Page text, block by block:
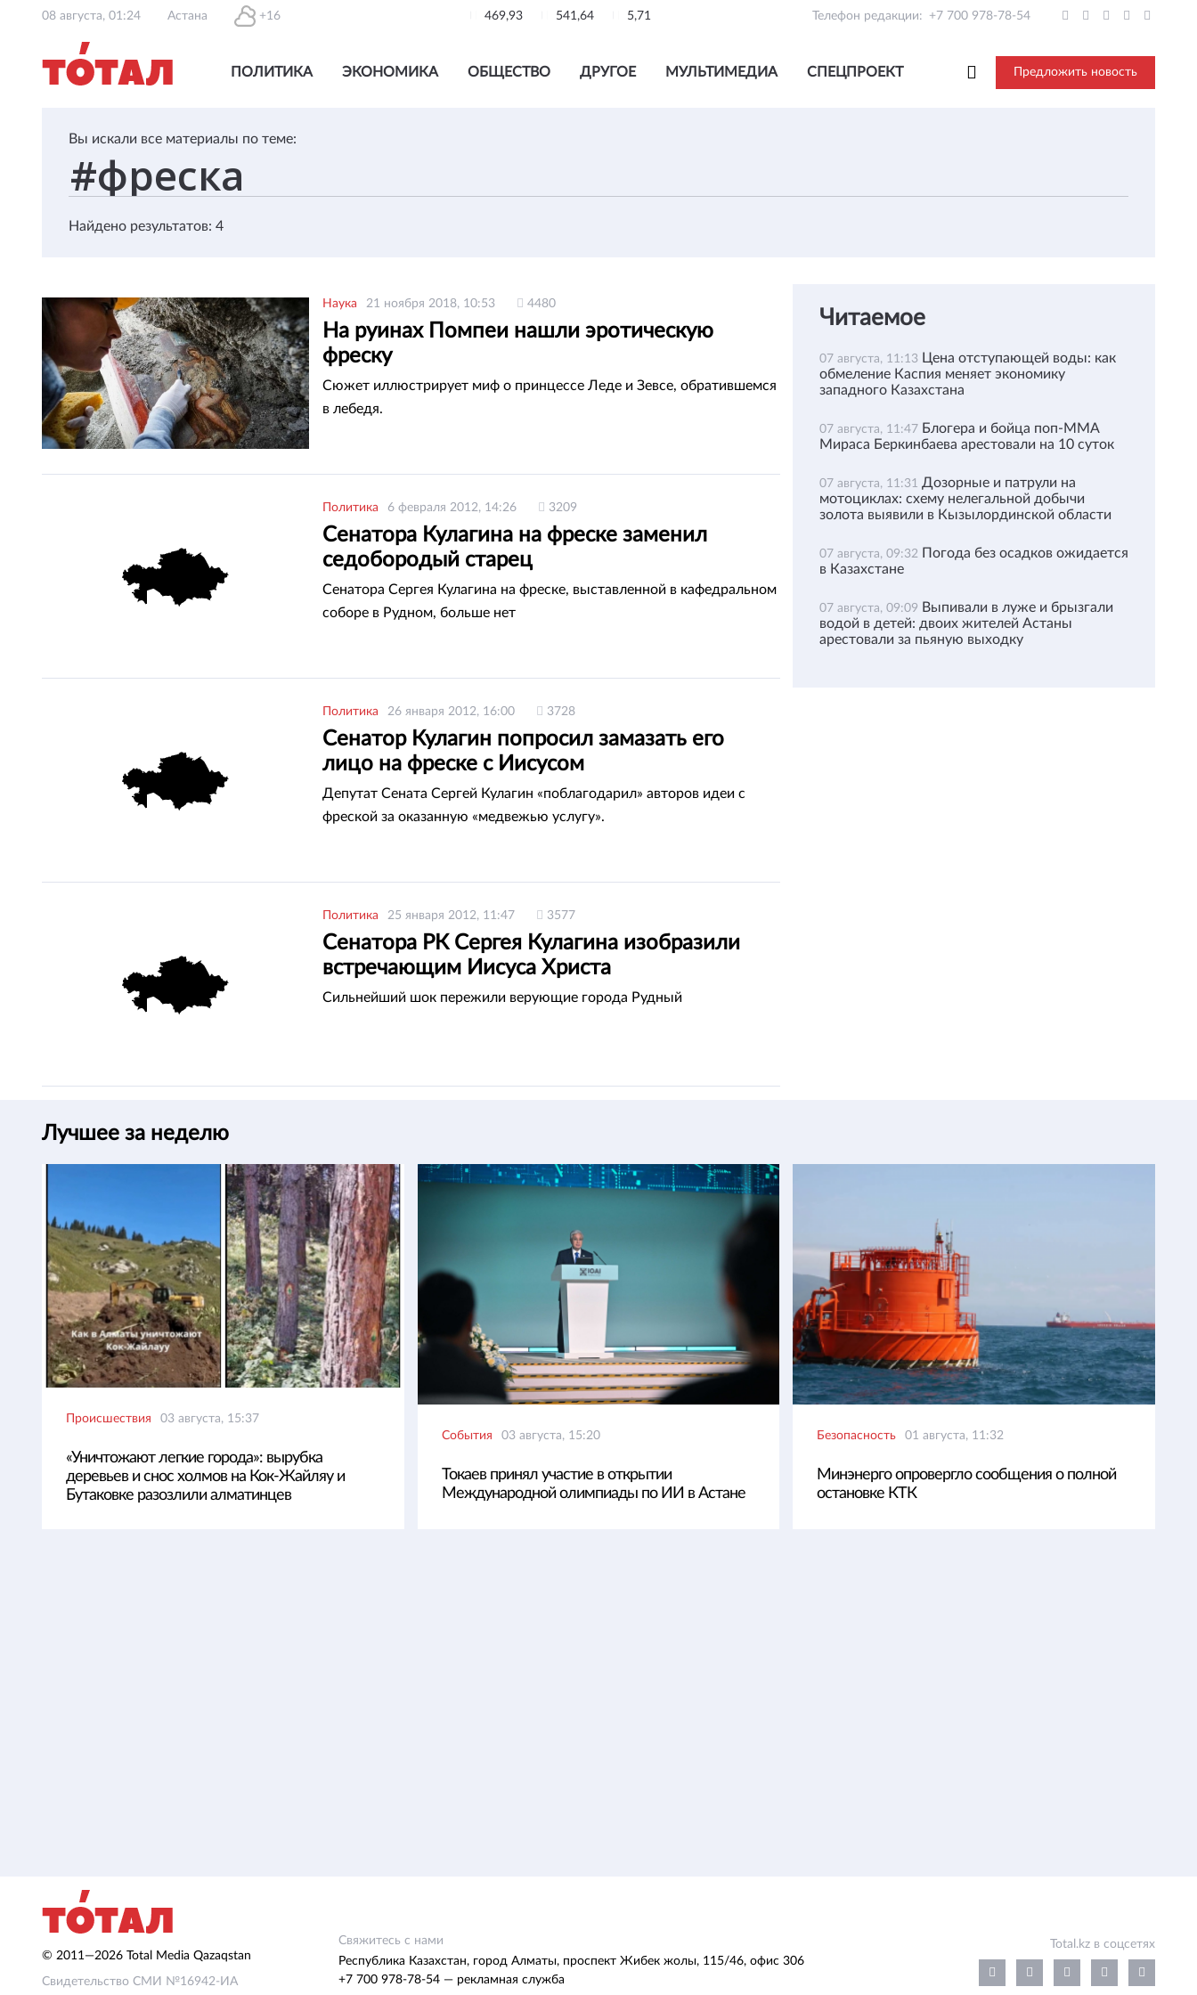
08 августа, 01:24 Астана +16 469,93 541,64 5,71 Телефон редакции: +7 700 978-78-54
ПОЛИТИКА ЭКОНОМИКА ОБЩЕСТВО ДРУГОЕ МУЛЬТИМЕДИА СПЕЦПРОЕКТ Предложить новость
Вы искали все материалы по теме:
Найдено результатов: 4
Наука 21 ноября 2018, 10:53 4480
На руинах Помпеи нашли эротическую
фреску
Сюжет иллюстрирует миф о принцессе Леде и Зевсе, обратившемся
в лебедя.
Политика 6 февраля 2012, 14:26 3209
Сенатора Кулагина на фреске заменил
седобородый старец
Сенатора Сергея Кулагина на фреске, выставленной в кафедральном
соборе в Рудном, больше нет
Политика 26 января 2012, 16:00 3728
Сенатор Кулагин попросил замазать его
лицо на фреске с Иисусом
Депутат Сената Сергей Кулагин «поблагодарил» авторов идеи с
фреской за оказанную «медвежью услугу».
Политика 25 января 2012, 11:47 3577
Сенатора РК Сергея Кулагина изобразили
встречающим Иисуса Христа
Сильнейший шок пережили верующие города Рудный
Читаемое
07 августа, 11:13 Цена отступающей воды: как
обмеление Каспия меняет экономику
западного Казахстана
07 августа, 11:47 Блогера и бойца поп-ММА
Мираса Беркинбаева арестовали на 10 суток
07 августа, 11:31 Дозорные и патрули на
мотоциклах: схему нелегальной добычи
золота выявили в Кызылординской области
07 августа, 09:32 Погода без осадков ожидается
в Казахстане
07 августа, 09:09 Выпивали в луже и брызгали
водой в детей: двоих жителей Астаны
арестовали за пьяную выходку
Лучшее за неделю
Происшествия 03 августа, 15:37
«Уничтожают легкие города»: вырубка
деревьев и снос холмов на Кок-Жайляу и
Бутаковке разозлили алматинцев
События 03 августа, 15:20
Токаев принял участие в открытии
Международной олимпиады по ИИ в Астане
Безопасность 01 августа, 11:32
Минэнерго опровергло сообщения о полной
остановке КТК
© 2011—2026 Total Media Qazaqstan
Свидетельство СМИ №16942-ИА
Свяжитесь с нами
Республика Казахстан, город Алматы, проспект Жибек жолы, 115/46, офис 306
+7 700 978-78-54 — рекламная служба
Total.kz в соцсетях